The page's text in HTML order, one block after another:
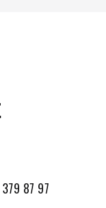
87 97